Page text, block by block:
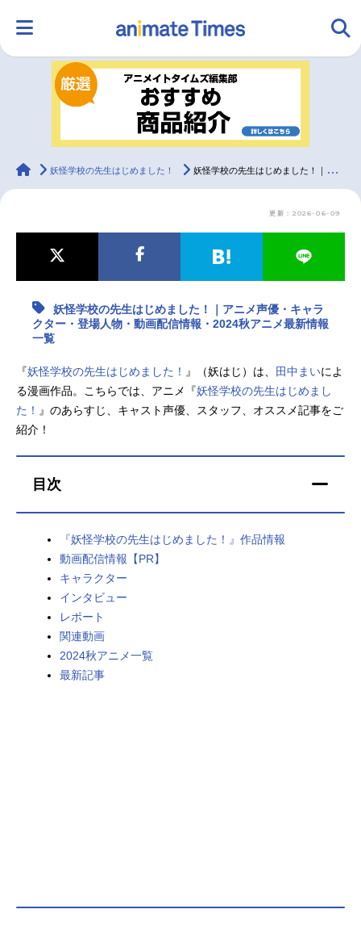
ランキング アニメ
ラジオ
最新記事一覧
アニメ映画一覧 実写化映画一覧
今期アニメ曜日別一覧
春アニメ 夏アニメ
秋アニメ
FOLLOW US
animateTimes
妖怪学校の先生はじめました！ 妖怪学校の先生はじめました！｜アニメ声優・キャラクター・登場人物・動画配信情報・2024秋アニメ最新情報一覧
更新：2026-06-09
妖怪学校の先生はじめました！｜アニメ声優・キャラ
クター・登場人物・動画配信情報・2024秋アニメ最新情報
一覧
『妖怪学校の先生はじめました！ 』（妖はじ）は、 田中まいによ
る漫画作品。こちらでは、アニメ『妖怪学校の先生はじめまし
た！ 』のあらすじ、キャスト声優、スタッフ、オススメ記事をご
紹介！
目次
『妖怪学校の先生はじめました！』作品情報
動画配信情報【PR】
キャラクター
インタビュー
レポート
関連動画
2024秋アニメ一覧
最新記事